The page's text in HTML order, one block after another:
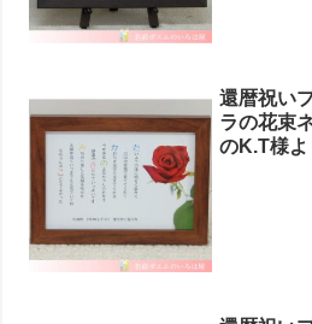
還暦祝い
ラの花束
のK.T様よ